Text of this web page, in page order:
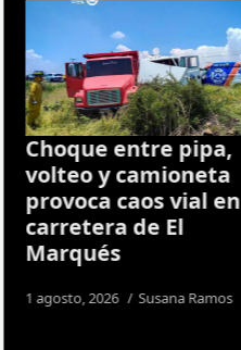
Choque entre pipa,
volteo y camioneta
provoca caos vial en
carretera de El
Marqués
1 agosto, 2026 Susana Ramos